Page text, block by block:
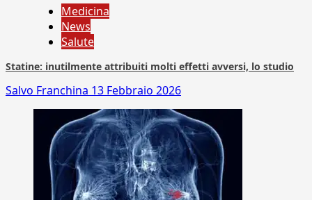
Medicina
News
Salute
Statine: inutilmente attribuiti molti effetti avversi, lo studio
Salvo Franchina 13 Febbraio 2026